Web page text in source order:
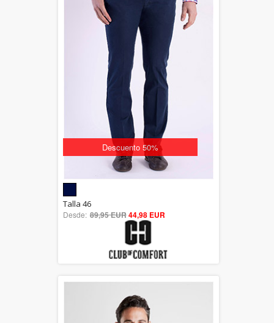
Descuento 50%
out of 5
Talla 46
Desde: 89,95 EUR44,98 EUR